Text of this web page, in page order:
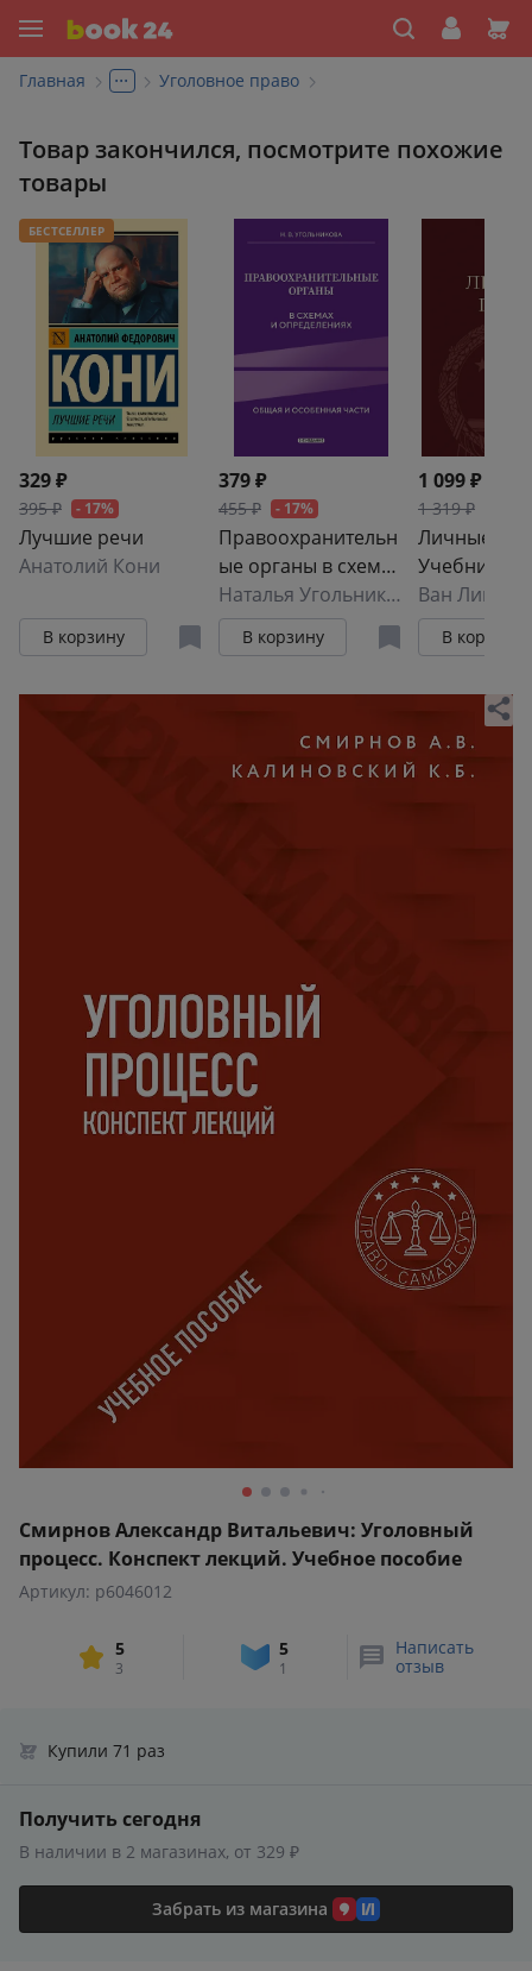
Главная ... Уголовное право
Товар закончился, посмотрите похожие
товары
БЕСТСЕЛЛЕР
329 ₽
395 ₽ - 17%
Лучшие речи
Анатолий Кони
В корзину
379 ₽
455 ₽ - 17%
Правоохранительн
ые органы в схемах
и определениях. 2-
е издание
Наталья Угольникова
В корзину
1 099 ₽
1 319 ₽
Личные
Учебник
Ван Лимин
В корзину
Смирнов Александр Витальевич: Уголовный
процесс. Конспект лекций. Учебное пособие
Артикул: p6046012
5
3
5
1
Написать
отзыв
Купили 71 раз
Получить сегодня
В наличии в 2 магазинах, от 329 ₽
Забрать из магазина